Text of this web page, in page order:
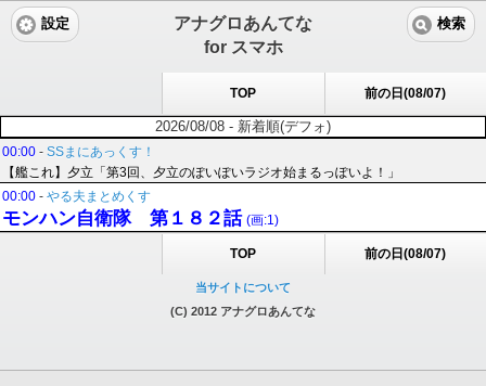
アナグロあんてな
for スマホ
設定 検索
TOP 前の日(08/07)
2026/08/08 - 新着順(デフォ)
00:00 - SSまにあっくす！
【艦これ】夕立「第3回、夕立のぽいぽいラジオ始まるっぽいよ！」
00:00 - やる夫まとめくす
モンハン自衛隊 第１８２話 (画:1)
TOP 前の日(08/07)
当サイトについて
(C) 2012 アナグロあんてな